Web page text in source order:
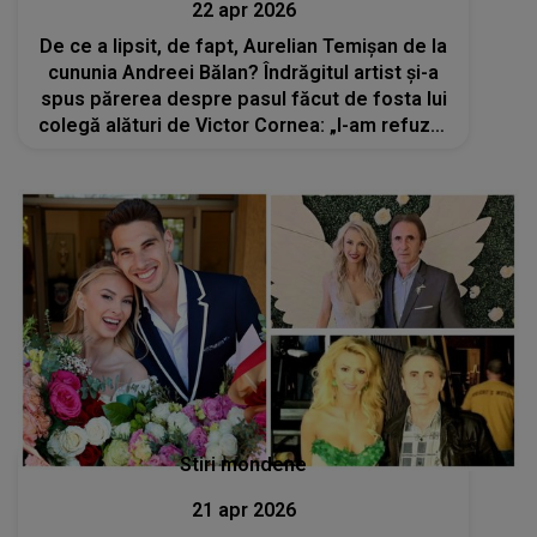
22 apr 2026
De ce a lipsit, de fapt, Aurelian Temișan de la
cununia Andreei Bălan? Îndrăgitul artist și-a
spus părerea despre pasul făcut de fosta lui
colegă alături de Victor Cornea: „I-am refuzat
Stiri mondene
21 apr 2026